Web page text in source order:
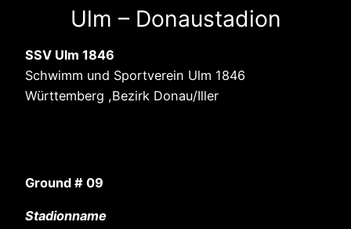
Ulm – Donaustadion
SSV Ulm 1846
Schwimm und Sportverein Ulm 1846
Württemberg ,Bezirk Donau/Iller
Ground # 09
Stadionname